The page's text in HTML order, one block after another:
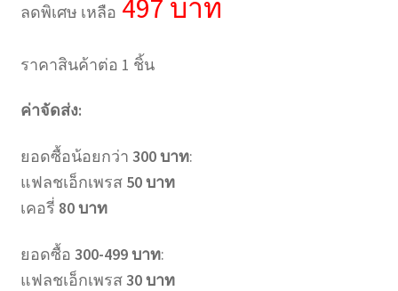
ลดพิเศษ เหลือ 497 บาท
ราคาสินค้าต่อ 1 ชิ้น
ค่าจัดส่ง:
ยอดซื้อน้อยกว่า 300 บาท:
แฟลชเอ็กเพรส 50 บาท
เคอรี่ 80 บาท
ยอดซื้อ 300-499 บาท:
แฟลชเอ็กเพรส30 บาท